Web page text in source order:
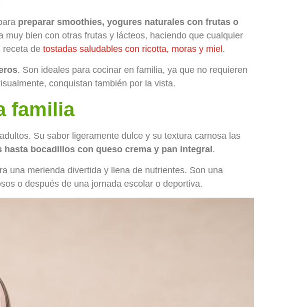
preparar smoothies, yogures naturales con frutas o
muy bien con otras frutas y lácteos, haciendo que cualquier
receta de tostadas saludables con ricotta, moras y miel .
. Son ideales para cocinar en familia, ya que no requieren
conquistan también por la vista.
familia
Su sabor ligeramente dulce y su textura carnosa las
hasta bocadillos con queso crema y pan integral .
una merienda divertida y llena de nutrientes. Son una
o después de una jornada escolar o deportiva.